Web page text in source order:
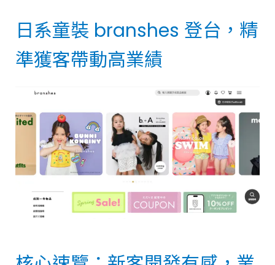
日系童裝 branshes 登台，精
準獲客帶動高業績